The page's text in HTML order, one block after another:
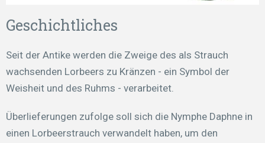
Geschichtliches
Seit der Antike werden die Zweige des als Strauch
wachsenden Lorbeers zu Kränzen - ein Symbol der
Weisheit und des Ruhms - verarbeitet.
Überlieferungen zufolge soll sich die Nymphe Daphne in
einen Lorbeerstrauch verwandelt haben, um den